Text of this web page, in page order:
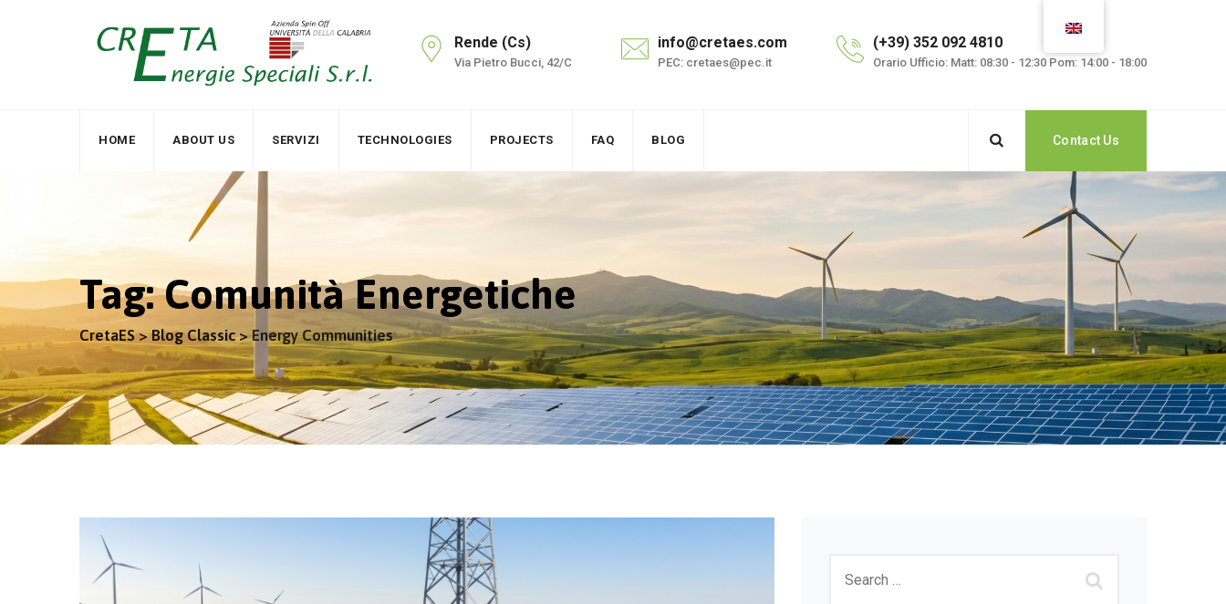
Rende (Cs)
Via Pietro Bucci, 42/C
info@cretaes.com
PEC: cretaes@pec.it
(+39) 352 092 4810
Orario Ufficio: Matt: 08:30 - 12:30 Pom: 14:00 - 18:00
HOME ABOUT US SERVIZI TECHNOLOGIES PROJECTS FAQ BLOG Contact Us
Tag: Comunità Energetiche
CretaES>Blog Classic>Energy Communities